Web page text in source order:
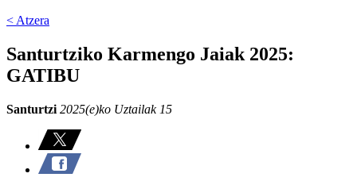
< Atzera
Santurtziko Karmengo Jaiak 2025:
GATIBU
Santurtzi 2025(e)ko Uztailak 15